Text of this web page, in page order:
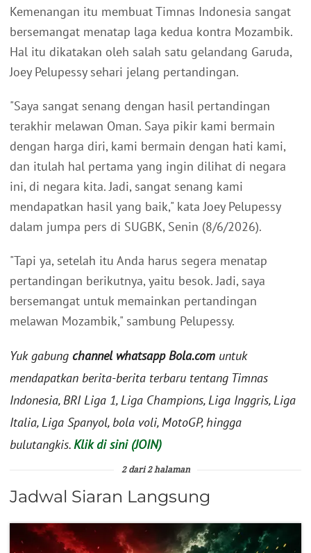
Kemenangan itu membuat Timnas Indonesia sangat
bersemangat menatap laga kedua kontra Mozambik.
Hal itu dikatakan oleh salah satu gelandang Garuda,
Joey Pelupessy sehari jelang pertandingan.
"Saya sangat senang dengan hasil pertandingan
terakhir melawan Oman. Saya pikir kami bermain
dengan harga diri, kami bermain dengan hati kami,
dan itulah hal pertama yang ingin dilihat di negara
ini, di negara kita. Jadi, sangat senang kami
mendapatkan hasil yang baik," kata Joey Pelupessy
dalam jumpa pers di SUGBK, Senin (8/6/2026).
"Tapi ya, setelah itu Anda harus segera menatap
pertandingan berikutnya, yaitu besok. Jadi, saya
bersemangat untuk memainkan pertandingan
melawan Mozambik," sambung Pelupessy.
Yuk gabung channel whatsapp Bola.com untuk
mendapatkan berita-berita terbaru tentang Timnas
Indonesia, BRI Liga 1, Liga Champions, Liga Inggris, Liga
Italia, Liga Spanyol, bola voli, MotoGP, hingga
bulutangkis.Klik di sini (JOIN)
2 dari 2 halaman
Jadwal Siaran Langsung